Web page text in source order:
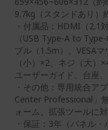
9.7kg（スタンドあり）
・付属品：HDMI（2.1
（USB Type-A to
ブル（1.5m）、VESA
（小）×2、ネジ（大）
ユーザーガイド、台座
・その他：専用統合ア
Center Professional」
ォーム、拡張ツールに
・保証：3年（パネル・